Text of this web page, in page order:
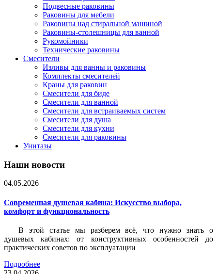
Подвесные раковины
Раковины для мебели
Раковины над стиральной машиной
Раковины-столешницы для ванной
Рукомойники
Технические раковины
Смесители
Изливы для ванны и раковины
Комплекты смесителей
Краны для раковин
Смесители для биде
Смесители для ванной
Смесители для встраиваемых систем
Смесители для душа
Смесители для кухни
Смесители для раковины
Унитазы
Наши новости
04.05.2026
Современная душевая кабина: Искусство выбора,
комфорт и функциональность
В этой статье мы разберем всё, что нужно знать о
душевых кабинах: от конструктивных особенностей до
практических советов по эксплуатации
Подробнее